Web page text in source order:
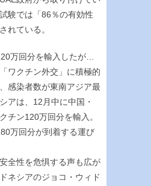
験では「86％の有効性
れている。
万回分を輸入したが…
ワクチン外交」に積極的
感染者数が東南アジア最
アは、12月中に中国・
チン120万回分を輸入。
万回分が到着する運び
全性を危惧する声も広が
ネシアのジョコ・ウィド